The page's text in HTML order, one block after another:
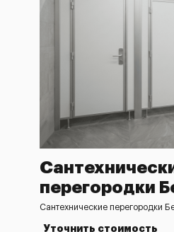
перегородки
Сантехнические перегородки
Уточнить стоимость